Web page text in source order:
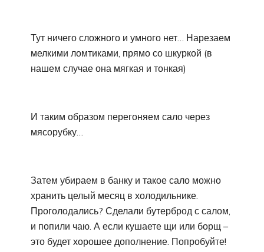
Тут ничего сложного и умного нет… Нарезаем
мелкими ломтиками, прямо со шкуркой (в
нашем случае она мягкая и тонкая)
И таким образом перегоняем сало через
мясорубку…
Затем убираем в банку и такое сало можно
хранить целый месяц в холодильнике.
Проголодались? Сделали бутерброд с салом,
и попили чаю. А если кушаете щи или борщ –
это будет хорошее дополнение. Попробуйте!